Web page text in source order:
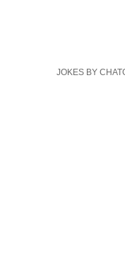
JOKES BY